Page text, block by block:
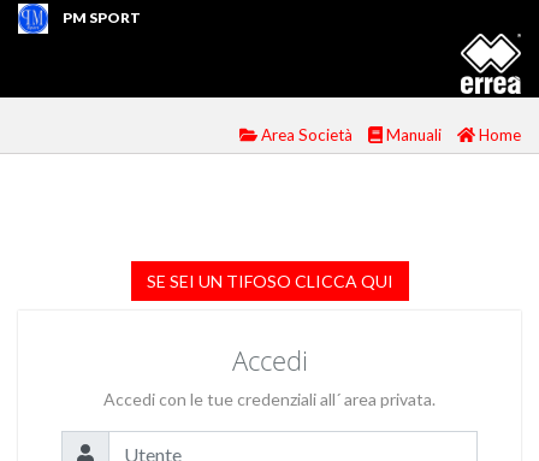
PM SPORT
Area Società Manuali Home
SE SEI UN TIFOSO CLICCA QUI
Accedi
Accedi con le tue credenziali all´ area privata.